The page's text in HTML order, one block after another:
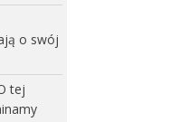
o swój
tej